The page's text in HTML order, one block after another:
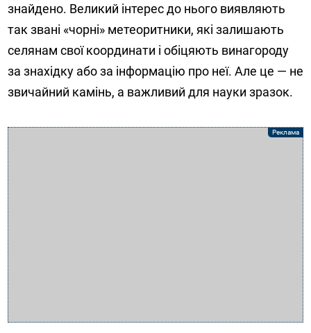
знайдено. Великий інтерес до нього виявляють
так звані «чорні» метеоритники, які залишають
селянам свої координати і обіцяють винагороду
за знахідку або за інформацію про неї. Але це — не
звичайний камінь, а важливий для науки зразок.